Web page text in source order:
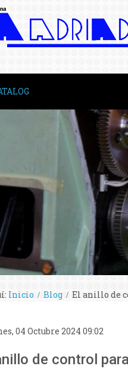
SOBRE
Inicio Blog El anillo de
04 Octubre 2024 09:02
de control